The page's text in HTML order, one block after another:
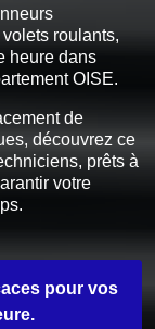
roulants,
heure dans
OISE.
de
découvrez ce
prêts à
votre
pour vos